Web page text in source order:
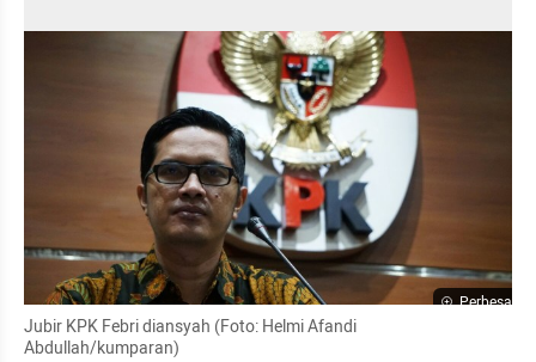
Perbesar
Jubir KPK Febri diansyah (Foto: Helmi Afandi
Abdullah/kumparan)